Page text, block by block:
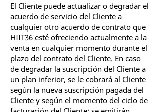
El Cliente puede actualizar o degradar el
acuerdo de servicio del Cliente a
cualquier otro acuerdo de contrato que
HIIT36 esté ofreciendo actualmente a la
venta en cualquier momento durante el
plazo del contrato del Cliente. En caso
de degradar la suscripción del Cliente a
un plan inferior, se le cobrará al Cliente
según la nueva suscripción pagada del
Cliente y según el momento del ciclo de